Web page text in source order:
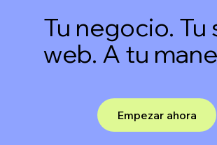
Tu negocio. Tu
web. A tu
Empezar ahora